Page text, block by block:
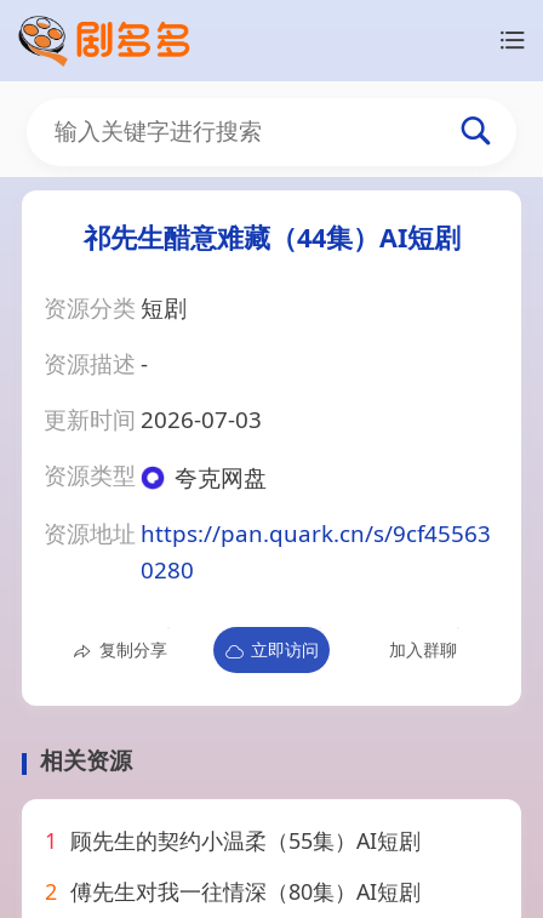
祁先生醋意难藏（44集）AI短剧
资源分类 短剧
资源描述-
更新时间 2026-07-03
资源类型
夸克网盘
资源地址 https://pan.quark.cn/s/9cf45563
0280
复制分享 立即访问 加入群聊
相关资源
1
顾先生的契约小温柔（55集）AI短剧
2 傅先生对我一往情深（80集）AI短剧